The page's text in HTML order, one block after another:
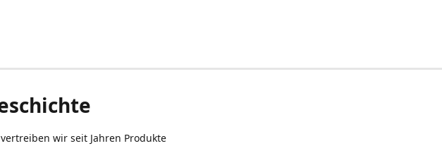
wir seit Jahren Produkte